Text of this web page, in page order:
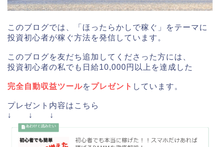
このブログでは、「ほったらかしで稼ぐ」をテーマに
投資初心者が稼ぐ方法を発信しています。
このブログを友だち追加してくださった方には、
投資初心者の私でも日給10,000円以上を達成した
完全自動収益ツールをプレゼント しています。
プレゼント内容はこちら
↓ ↓ ↓